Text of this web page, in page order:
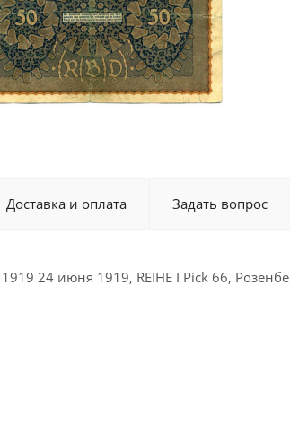
Доставка и оплата Задать вопрос
24 июня 1919, REIHE I Pick 66,